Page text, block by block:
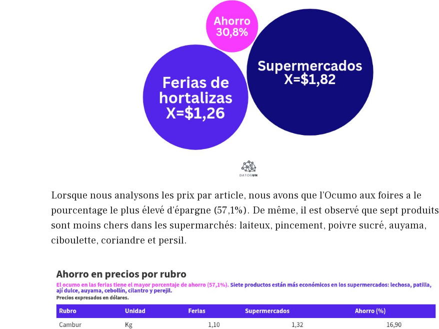
Lorsque nous analysons les prix par article, nous avons que l’Ocumo aux foires a le
pourcentage le plus élevé d’épargne (57,1%). De même, il est observé que sept produits
sont moins chers dans les supermarchés: laiteux, pincement, poivre sucré, auyama,
ciboulette, coriandre et persil.